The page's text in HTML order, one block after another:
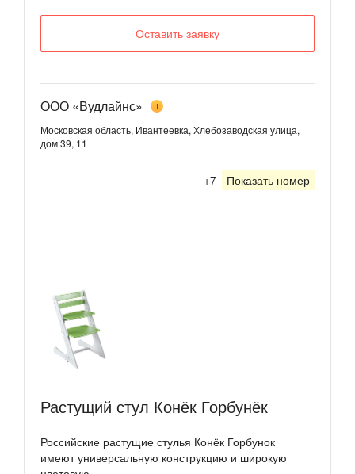
Оставить заявку
ООО «Вудлайнс» 1
Московская область, Ивантеевка, Хлебозаводская улица,
дом 39, 11
+7 Показать номер
Растущий стул Конёк Горбунёк
Российские растущие стулья Конёк Горбунок
имеют универсальную конструкцию и широкую